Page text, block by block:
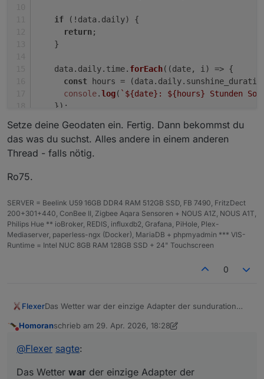
if (!data. daily) {
return;
    }
    data.
daily. time. forEach( (date, i ) => {
const hours = (data. daily.
console.log( ` ${date} : ${hours} Stunden
    });
}
getSunshineDuration
Setze deine Geodaten ein. Fertig. Dann bekommst du
das was du suchst. Alles andere in einem anderen
Thread - falls nötig.
Ro75.
SERVER = Beelink U59 16GB DDR4 RAM 512GB SSD, FB 7490, FritzDect
200+301+440, ConBee II, Zigbee Aqara Sensoren + NOUS A1Z, NOUS A1T,
Philips Hue ** ioBroker, REDIS, influxdb2, Grafana, PiHole, Plex-
Mediaserver, paperless-ngx (Docker), MariaDB + phpmyadmin *** VIS-
Runtime = Intel NUC 8GB RAM 128GB SSD + 24" Touchscreen
0
FlexerDas Wetter war der einzige Adapter der sunduration
Homoranschrieb am 29. Apr. 2026, 18:28
zuletzt editiert von Homoran
@Flexer sagte:
Das Wetter war der einzige Adapter der